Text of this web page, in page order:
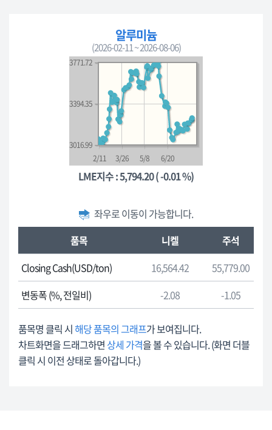
다.
알루미늄
(2026-02-11 ~ 2026-08-06)
2/11 3/26 5/8 6/20
3016.99
3394.35
3771.72
LME지수 : 5,794.20 ( -0.01 %)
좌우로 이동이 가능합니다.
금
속
거
래
소
국
제
가
품목 니켈
주석
Closing Cash(USD/ton)
16,564.42
55,779.00
변동폭 (%, 전일비)
-2.08 -1.05
품목명 클릭 시해당 품목의 그래프가 보여집니다.
차트화면을 드래그하면 상세 가격을 볼 수 있습니다. (화면 더블
클릭 시 이전 상태로 돌아갑니다.)